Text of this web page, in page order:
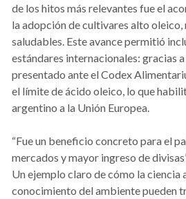
de los hitos más relevantes fue el
la adopción de cultivares alto oleico,
saludables. Este avance permitió
estándares internacionales: gracias
presentado ante el Codex
el límite de ácido oleico, lo que
argentino a la Unión Europea.
“Fue un beneficio concreto para el
mercados y mayor ingreso de
Un ejemplo claro de cómo la ciencia
conocimiento del ambiente pueden